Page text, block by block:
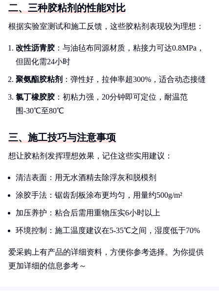
二、三种胶粘剂的性能对比
根据实验室测试和施工反馈，这些胶粘剂表现较为理想：
改性沥青胶：与油毡布同源材质，粘接力可达0.8MPa，
但固化需24小时
聚氨酯胶粘剂 ：弹性好，拉伸率超300%，适合动态接缝
氯丁橡胶胶：初粘力强，20分钟即可定位，耐温范
围-30℃至80℃
三、施工技巧与注意事项
想让胶粘剂发挥理想效果，记住这些实用建议：
清洁表面：用无水酒精去除浮灰和脱模剂
涂胶手法：锯齿刮板涂布更均匀，用量约500g/m²
加压养护：粘合后需用重物压实6小时以上
环境控制：施工温度建议在5-35℃之间，湿度低于70%
爱采购上有产品的详细资料，方便你参考选择。为你提供
更加详细的信息参考～